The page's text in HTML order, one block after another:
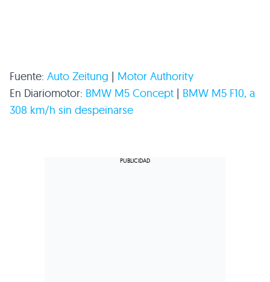
Fuente: Auto Zeitung | Motor Authority
En Diariomotor: BMW M5 Concept | BMW M5 F10, a
308 km/h sin despeinarse